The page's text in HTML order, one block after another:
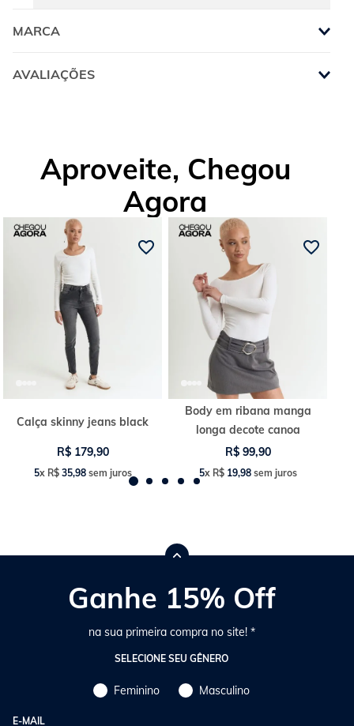
MARCA
AVALIAÇÕES
Aproveite, Chegou
Agora
Calça skinny jeans black
R$ 179,90
5x R$ 35,98sem juros
Body em ribana manga
longa decote canoa
R$ 99,90
5x R$ 19,98sem juros
Ganhe 15% Off
na sua primeira compra no site! *
SELECIONE SEU GÊNERO
Feminino Masculino
E-MAIL